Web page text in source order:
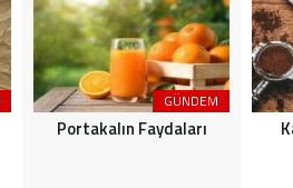
GÜNDEM
Portakalın Faydaları